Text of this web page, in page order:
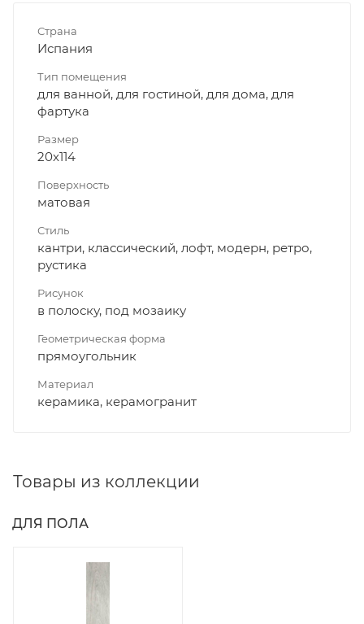
Страна
Испания
Тип помещения
для ванной, для гостиной, для дома, для
фартука
Размер
20x114
Поверхность
матовая
Стиль
кантри, классический, лофт, модерн, ретро,
рустика
Рисунок
в полоску, под мозаику
Геометрическая форма
прямоугольник
Материал
керамика, керамогранит
Товары из коллекции
ДЛЯ ПОЛА